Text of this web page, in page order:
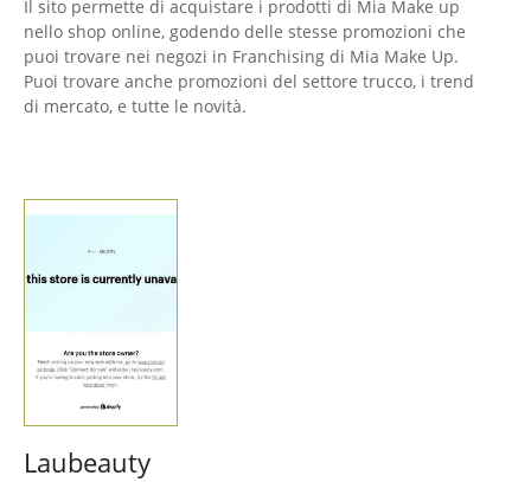
Il sito permette di acquistare i prodotti di Mia Make up
nello shop online, godendo delle stesse promozioni che
puoi trovare nei negozi in Franchising di Mia Make Up.
Puoi trovare anche promozioni del settore trucco, i trend
di mercato, e tutte le novità.
Laubeauty